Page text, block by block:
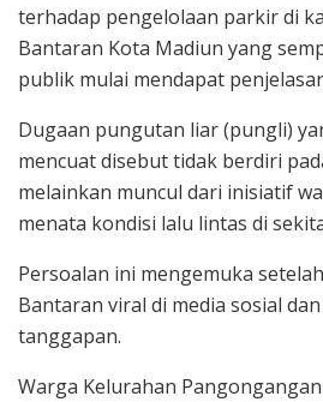
terhadap pengelolaan parkir di
Bantaran Kota Madiun yang
publik mulai mendapat
Dugaan pungutan liar (pungli)
mencuat disebut tidak berdiri
melainkan muncul dari inisiatif
menata kondisi lalu lintas di
Persoalan ini mengemuka
Bantaran viral di media sosial
tanggapan.
Warga Kelurahan